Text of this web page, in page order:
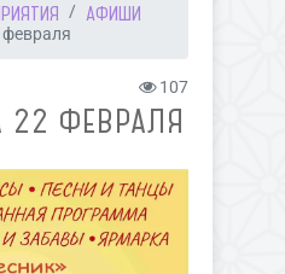
АФИШИ
107
22 ФЕВРАЛЯ